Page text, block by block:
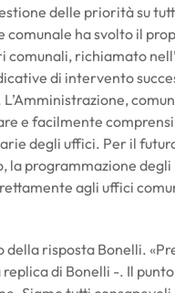
delle priorità su
comunale ha svolto il
comunali, richiamato
di intervento
e facilmente
degli uffici. Per il
la programmazione
agli uffici
della risposta Bonelli.
di Bonelli -. Il